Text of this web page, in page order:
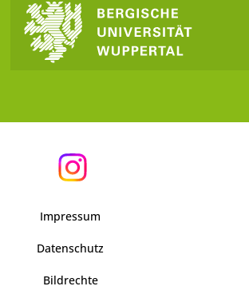
Impressum
Datenschutz
Bildrechte